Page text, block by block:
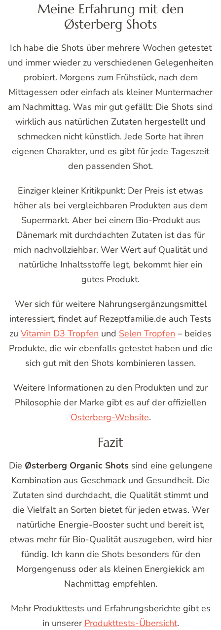
Meine Erfahrung mit den
Østerberg Shots
Ich habe die Shots über mehrere Wochen getestet
und immer wieder zu verschiedenen Gelegenheiten
probiert. Morgens zum Frühstück, nach dem
Mittagessen oder einfach als kleiner Muntermacher
am Nachmittag. Was mir gut gefällt: Die Shots sind
wirklich aus natürlichen Zutaten hergestellt und
schmecken nicht künstlich. Jede Sorte hat ihren
eigenen Charakter, und es gibt für jede Tageszeit
den passenden Shot.
Einziger kleiner Kritikpunkt: Der Preis ist etwas
höher als bei vergleichbaren Produkten aus dem
Supermarkt. Aber bei einem Bio-Produkt aus
Dänemark mit durchdachten Zutaten ist das für
mich nachvollziehbar. Wer Wert auf Qualität und
natürliche Inhaltsstoffe legt, bekommt hier ein
gutes Produkt.
Wer sich für weitere Nahrungsergänzungsmittel
interessiert, findet auf Rezeptfamilie.de auch Tests
zu Vitamin D3 Tropfen und Selen Tropfen – beides
Produkte, die wir ebenfalls getestet haben und die
sich gut mit den Shots kombinieren lassen.
Weitere Informationen zu den Produkten und zur
Philosophie der Marke gibt es auf der offiziellen
Osterberg-Website.
Fazit
Die Østerberg Organic Shots sind eine gelungene
Kombination aus Geschmack und Gesundheit. Die
Zutaten sind durchdacht, die Qualität stimmt und
die Vielfalt an Sorten bietet für jeden etwas. Wer
natürliche Energie-Booster sucht und bereit ist,
etwas mehr für Bio-Qualität auszugeben, wird hier
fündig. Ich kann die Shots besonders für den
Morgengenuss oder als kleinen Energiekick am
Nachmittag empfehlen.
Mehr Produkttests und Erfahrungsberichte gibt es
in unserer Produkttests-Übersicht.